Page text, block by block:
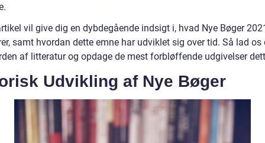
vil give dig en dybdegående indsigt i, hvad Nye Bøger
samt hvordan dette emne har udviklet sig over tid. Så lad os
af litteratur og opdage de mest forbløffende udgivelser
Udvikling af Nye Bøger